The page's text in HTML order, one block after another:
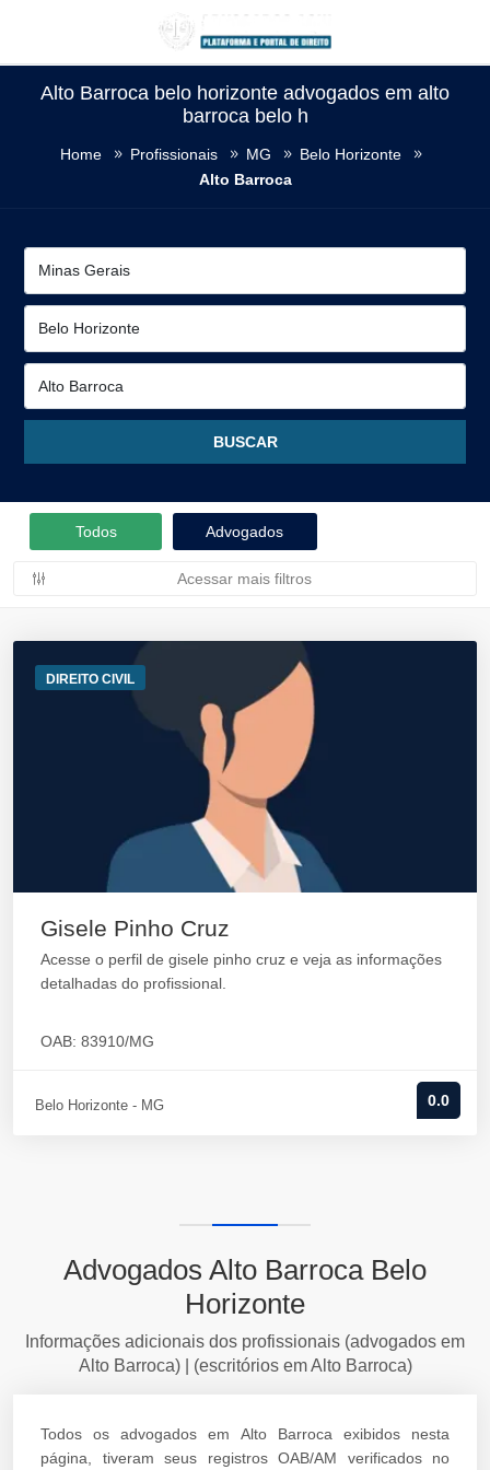
Alto Barroca belo horizonte advogados em alto
barroca belo h
Home Profissionais MG
Belo Horizonte
Alto Barroca
Todos Advogados
Acessar mais filtros
DIREITO CIVIL
Gisele Pinho Cruz
Acesse o perfil de gisele pinho cruz e veja as informações
detalhadas do profissional.
OAB: 83910/MG
Belo Horizonte - MG 0.0
Advogados Alto Barroca Belo
Horizonte
Informações adicionais dos profissionais (advogados em
Alto Barroca) | (escritórios em Alto Barroca)
Todos os advogados em Alto Barroca exibidos nesta
página, tiveram seus registros OAB/AM verificados no